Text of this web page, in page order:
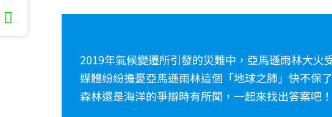
2019年氣候變遷所引發的災難中，亞馬遜雨林大火
媒體紛紛擔憂亞馬遜雨林這個「地球之肺」快不保
森林還是海洋的爭辯時有所聞，一起來找出答案吧！